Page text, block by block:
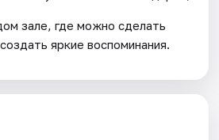
зале, где можно сделать
яркие воспоминания.